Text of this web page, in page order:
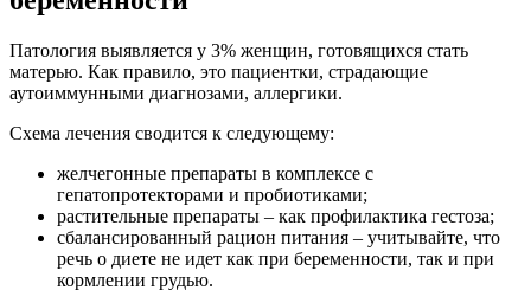
Патология выявляется у 3% женщин, готовящихся стать
матерью. Как правило, это пациентки, страдающие
аутоиммунными диагнозами, аллергики.
Схема лечения сводится к следующему:
желчегонные препараты в комплексе с
гепатопротекторами и пробиотиками;
растительные препараты – как профилактика гестоза;
сбалансированный рацион питания – учитывайте, что
речь о диете не идет как при беременности, так и при
кормлении грудью.